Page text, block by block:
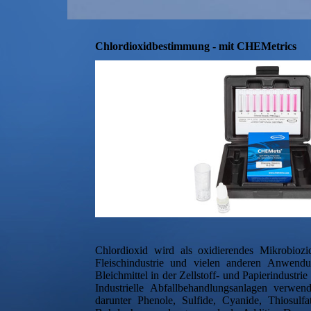
Chlordioxidbestimmung - mit CHEMetrics
Chlordioxid wird als oxidierendes
Fleischindustrie und vielen anderen
Bleichmittel in der Zellstoff- und Papierindustrie
Industrielle Abfallbehandlungsanlagen
darunter Phenole, Sulfide, Cyanide,